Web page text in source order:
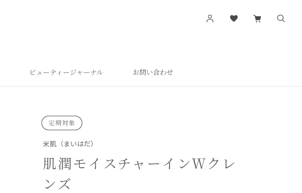
毛穴ケア
くすみケア
エイジング
ビューティージャーナル お問い合わせ
米肌（まいはだ）
肌潤モイスチャーインＷクレ
ンズ